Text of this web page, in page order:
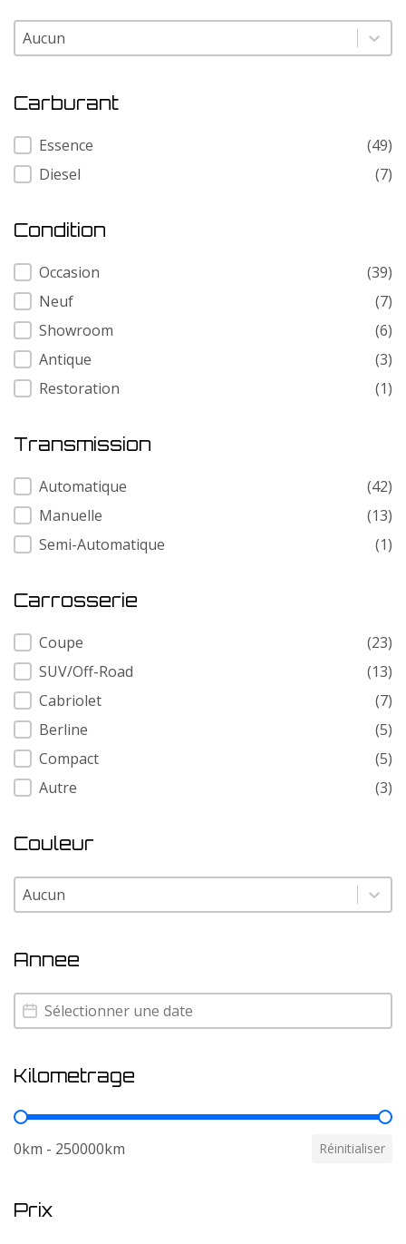
Modele
Modele
Carburant
Carburant
Essence
(49)
Diesel
(7)
Condition
Condition
Occasion
(39)
Neuf
(7)
Showroom
(6)
Antique
(3)
Restoration
(1)
Transmission
Transmission
Automatique
(42)
Manuelle
(13)
Semi-Automatique
(1)
Carrosserie
Carrosserie
Coupe
(23)
SUV/Off-Road
(13)
Cabriolet
(7)
Berline
(5)
Compact
(5)
Autre
(3)
Couleur
Couleur
Couleur
Annee
Annee
Annee
Kilometrage
Kilometrage
0km - 250000km Réinitialiser
Prix